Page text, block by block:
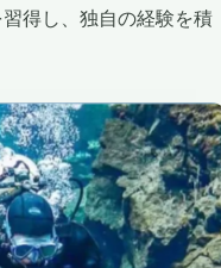
得し、独自の経験を積